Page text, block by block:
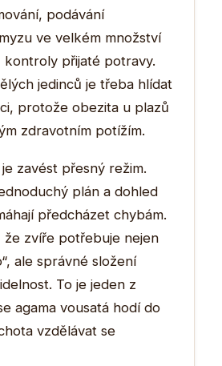
podávání
ve velkém množství
kontroly přijaté potravy.
jedinců je třeba hlídat
protože obezita u plazů
zdravotním potížím.
zavést přesný režim.
plán a dohled
předcházet chybám.
že zvíře potřebuje nejen
ale správné složení
To je jeden z
agama vousatá hodí do
vzdělávat se